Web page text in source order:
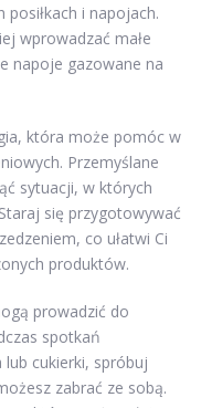
i napojach.
wprowadzać małe
napoje gazowane na
która może pomóc w
Przemyślane
sytuacji, w których
się przygotowywać
co ułatwi Ci
produktów.
prowadzić do
spotkań
cukierki, spróbuj
zabrać ze sobą.